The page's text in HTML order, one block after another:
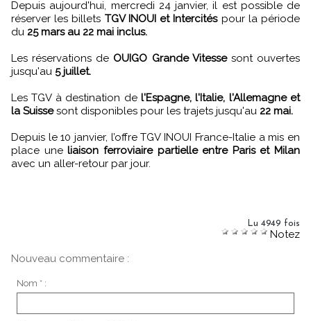
Depuis aujourd'hui, mercredi 24 janvier, il est possible de
réserver les billets TGV INOUI et Intercitéspour la période
du 25 mars au 22 mai inclus.
Les réservations de OUIGO Grande Vitessesont ouvertes
jusqu'au 5 juillet.
Les TGV à destination del'Espagne, l'Italie, l'Allemagne et
la Suissesont disponibles pour les trajets jusqu'au 22 mai.
Depuis le 10 janvier, l’offre TGV INOUI France-Italie a mis en
place uneliaison ferroviaire partielle entre Paris et Milan
avec un aller-retour par jour.
Lu 4949 fois
Notez
Nouveau commentaire :
Nom * :